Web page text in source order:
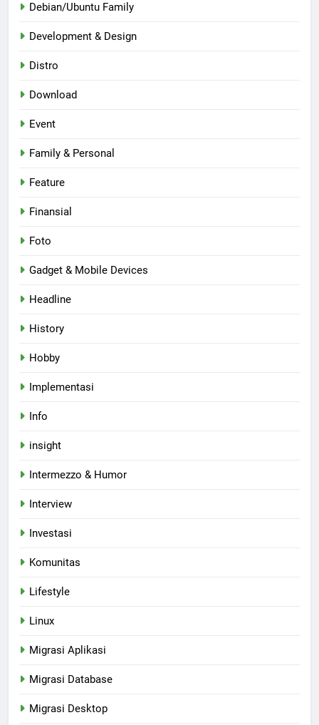
Debian/Ubuntu Family
Development & Design
Distro
Download
Event
Family & Personal
Feature
Finansial
Foto
Gadget & Mobile Devices
Headline
History
Hobby
Implementasi
Info
insight
Intermezzo & Humor
Interview
Investasi
Komunitas
Lifestyle
Linux
Migrasi Aplikasi
Migrasi Database
Migrasi Desktop